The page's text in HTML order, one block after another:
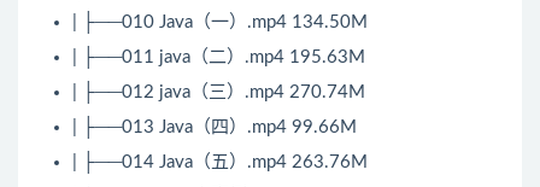
| ├──010 Java（一）.mp4 134.50M
| ├──011 java（二）.mp4 195.63M
| ├──012 java（三）.mp4 270.74M
| ├──013 Java（四）.mp4 99.66M
| ├──014 Java（五）.mp4 263.76M